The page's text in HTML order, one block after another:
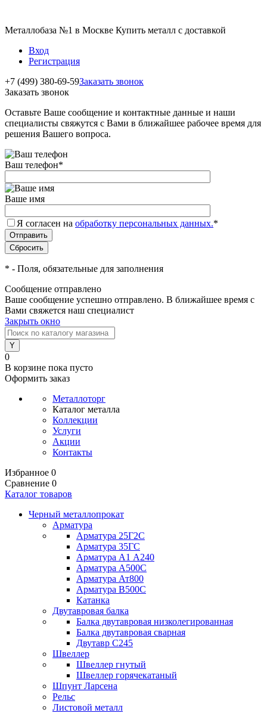
Металлобаза №1 в Москве Купить металл с доставкой
Вход
Регистрация
+7 (499) 380-69-59Заказать звонок
Заказать звонок
Оставьте Ваше сообщение и контактные данные и наши
специалисты свяжутся с Вами в ближайшее рабочее время для
решения Вашего вопроса.
Ваш телефон*
Ваше имя
Я согласен на обработку персональных данных.*
* - Поля, обязательные для заполнения
Сообщение отправлено
Ваше сообщение успешно отправлено. В ближайшее время с
Вами свяжется наш специалист
Закрыть окно
0
В корзине пока пусто
Оформить заказ
Металлоторг
Каталог металла
Коллекции
Услуги
Акции
Контакты
Избранное 0
Сравнение 0
Каталог товаров
Черный металлопрокат
Арматура
Арматура 25Г2С
Арматура 35ГС
Арматура А1 А240
Арматура А500С
Арматура Ат800
Арматура В500С
Катанка
Двутавровая балка
Балка двутавровая низколегированная
Балка двутавровая сварная
Двутавр С245
Швеллер
Швеллер гнутый
Швеллер горячекатаный
Шпунт Ларсена
Рельс
Листовой металл